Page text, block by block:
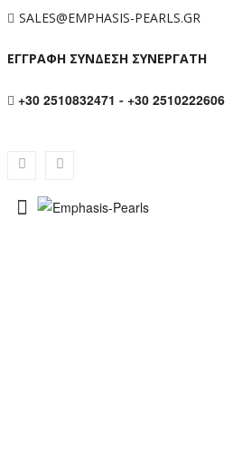
SALES@EMPHASIS-PEARLS.GR
ΕΓΓΡΑΦΗ ΣΥΝΔΕΣΗ ΣΥΝΕΡΓΑΤΗ
+30 2510832471 - +30 2510222606